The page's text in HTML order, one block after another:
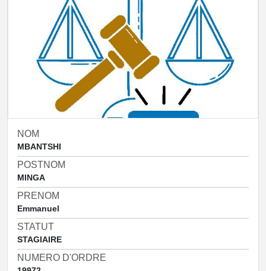
NOM
MBANTSHI
POSTNOM
MINGA
PRENOM
Emmanuel
STATUT
STAGIAIRE
NUMERO D'ORDRE